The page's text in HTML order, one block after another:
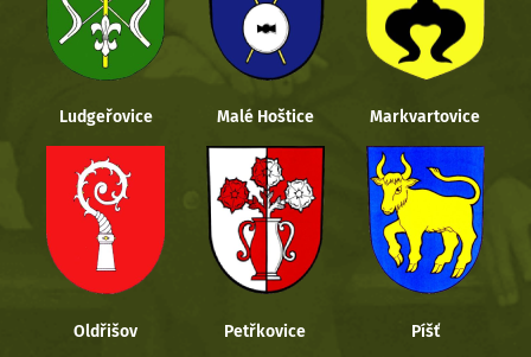
Ludgeřovice Malé Hoštice Markvartovice
Oldřišov Petřkovice Píšť